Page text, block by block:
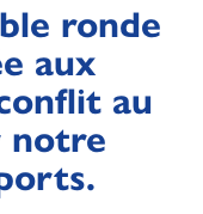
ronde
aux
au
notre